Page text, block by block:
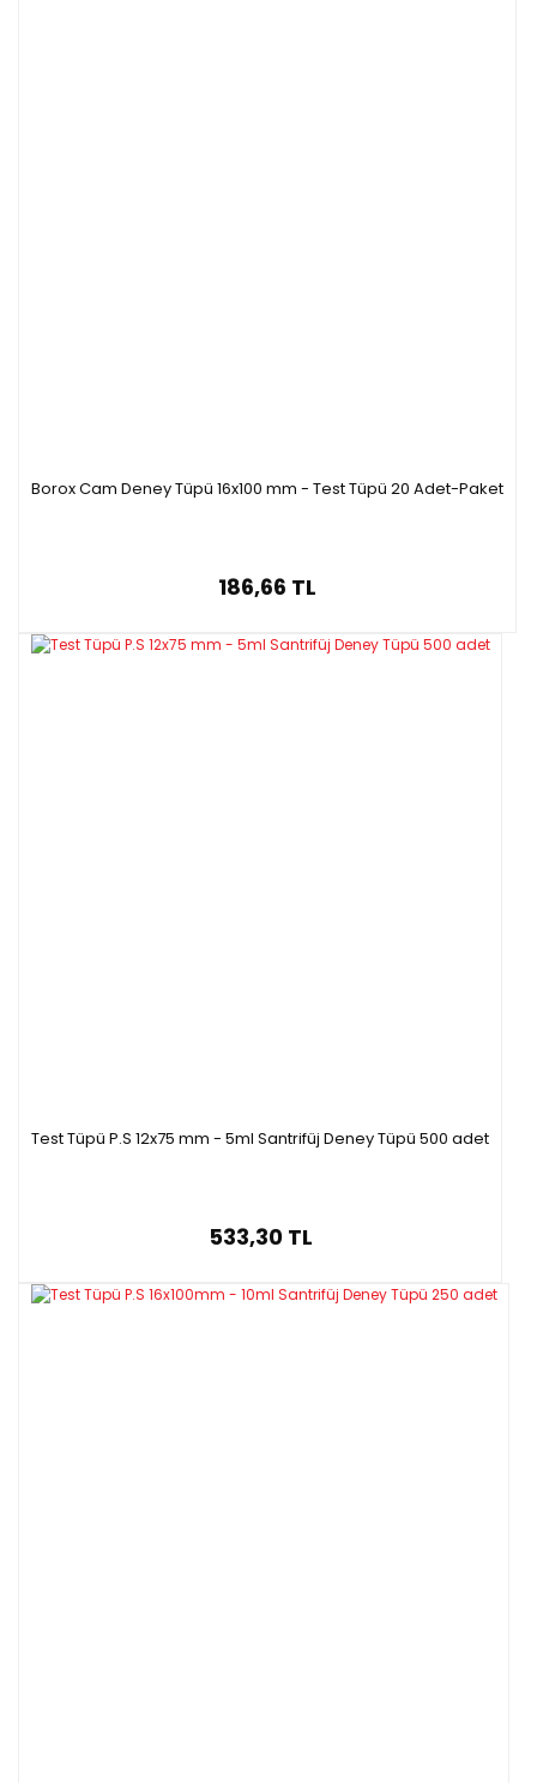
Borox Cam Deney Tüpü 16x100 mm - Test Tüpü 20 Adet-Paket
186,66 TL
Test Tüpü P.S 12x75 mm - 5ml Santrifüj Deney Tüpü 500 adet
533,30 TL